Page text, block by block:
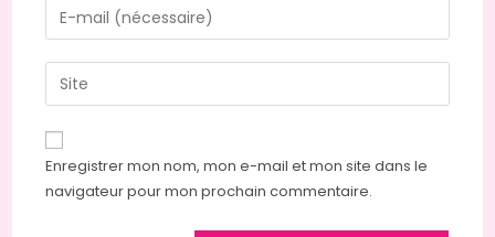
Enregistrer mon nom, mon e-mail et mon site dans le
navigateur pour mon prochain commentaire.